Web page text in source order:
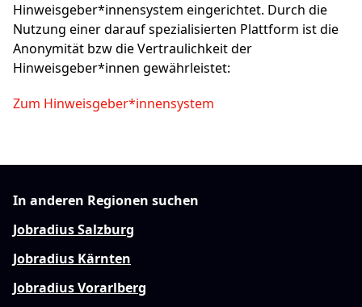
Hinweisgeber*innensystem eingerichtet. Durch die
Nutzung einer darauf spezialisierten Plattform ist die
Anonymität bzw die Vertraulichkeit der
Hinweisgeber*innen gewährleistet:
Zum Hinweisgeber*innensystem
In anderen Regionen suchen
Jobradius Salzburg
Jobradius Kärnten
Jobradius Vorarlberg